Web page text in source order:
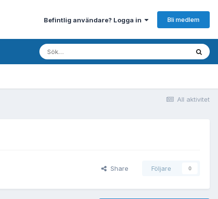
Befintlig användare? Logga in Bli medlem
All aktivitet
Share Följare 0